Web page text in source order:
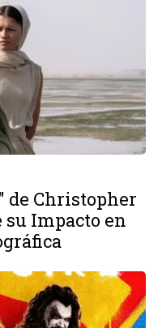
de Christopher
Impacto en